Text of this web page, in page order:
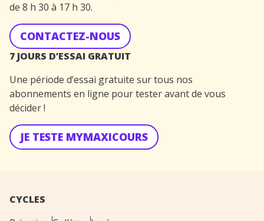
de 8 h 30 à 17 h 30.
CONTACTEZ-NOUS
7 JOURS D’ESSAI GRATUIT
Une période d’essai gratuite sur tous nos
abonnements en ligne pour tester avant de vous
décider !
JE TESTE MYMAXICOURS
CYCLES